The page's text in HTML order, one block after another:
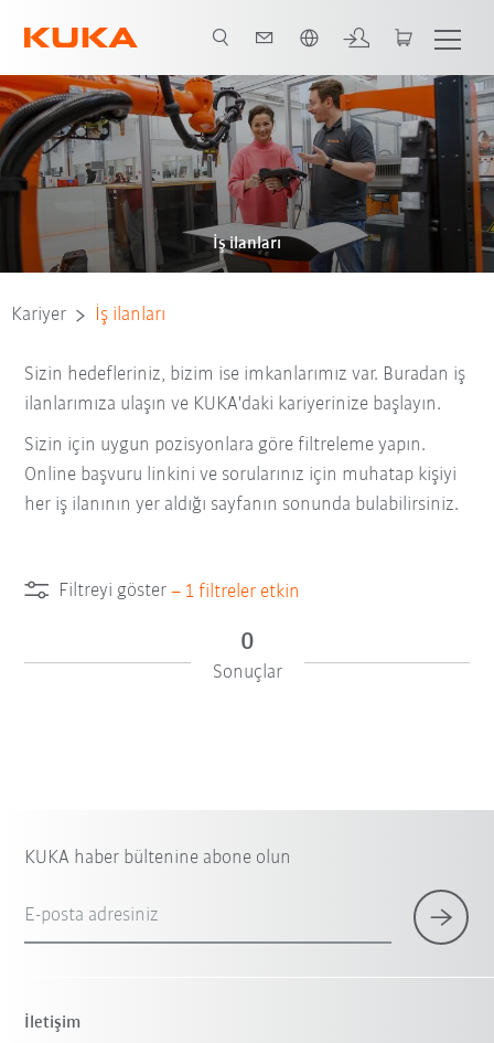
İş ilanları
Kariyer İş ilanları
Sizin hedefleriniz, bizim ise imkanlarımız var. Buradan iş
ilanlarımıza ulaşın ve KUKA'daki kariyerinize başlayın.
Sizin için uygun pozisyonlara göre filtreleme yapın.
Online başvuru linkini ve sorularınız için muhatap kişiyi
her iş ilanının yer aldığı sayfanın sonunda bulabilirsiniz.
Filtreyi göster – 1 filtreler etkin
0
Sonuçlar
KUKA haber bültenine abone olun
E-posta adresiniz
İletişim